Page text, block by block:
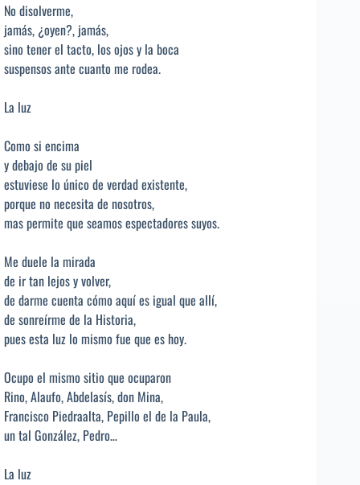
No disolverme,
jamás, ¿oyen?, jamás,
sino tener el tacto, los ojos y la boca
suspensos ante cuanto me rodea.
La luz
Como si encima
y debajo de su piel
estuviese lo único de verdad existente,
porque no necesita de nosotros,
mas permite que seamos espectadores suyos.
Me duele la mirada
de ir tan lejos y volver,
de darme cuenta cómo aquí es igual que allí,
de sonreírme de la Historia,
pues esta luz lo mismo fue que es hoy.
Ocupo el mismo sitio que ocuparon
Rino, Alaufo, Abdelasís, don Mina,
Francisco Piedraalta, Pepillo el de la Paula,
un tal González, Pedro…
La luz